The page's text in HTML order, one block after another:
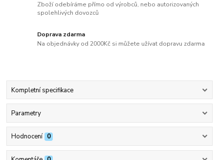
Zboží odebíráme přímo od výrobců, nebo autorizovaných
spolehlivých dovozců
Doprava zdarma
Na objednávky od 2000Kč si můžete užívat dopravu zdarma
Kompletní specifikace
Parametry
Hodnocení 0